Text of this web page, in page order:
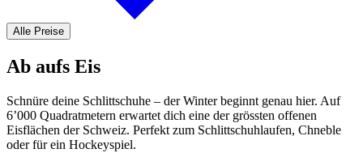
Alle Preise
Ab aufs Eis
Schnüre deine Schlittschuhe – der Winter beginnt genau hier. Auf
6’000 Quadratmetern erwartet dich eine der grössten offenen
Eisflächen der Schweiz. Perfekt zum Schlittschuhlaufen, Chneble
oder für ein Hockeyspiel.